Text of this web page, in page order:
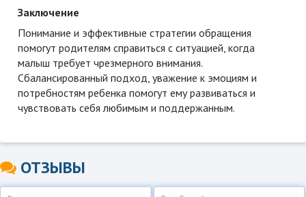
Заключение
Понимание и эффективные стратегии обращения
помогут родителям справиться с ситуацией, когда
малыш требует чрезмерного внимания.
Сбалансированный подход, уважение к эмоциям и
потребностям ребенка помогут ему развиваться и
чувствовать себя любимым и поддержанным.
ОТЗЫВЫ